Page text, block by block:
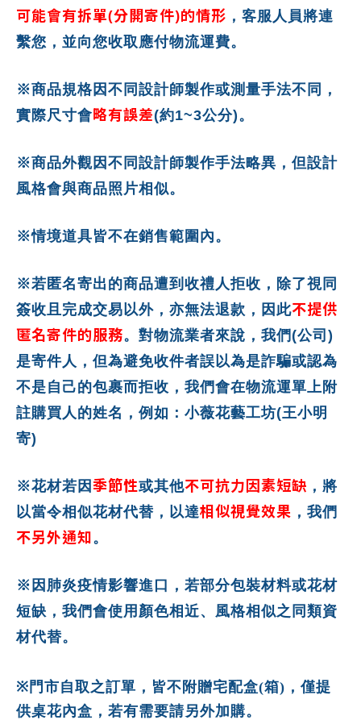
可能會有拆單(分開寄件)的情形 ，客服人員將連
繫您，並向您收取應付物流運費。
※商品規格因不同設計師製作或測量手法不同，
實際尺寸會略有誤差(約1~3公分)。
※商品外觀因不同設計師製作手法略異，但設計
風格會與商品照片相似。
※情境道具皆不在銷售範圍內。
※若匿名寄出的商品遭到收禮人拒收，除了視同
簽收且完成交易以外，亦無法退款，因此不提供
匿名寄件的服務。對物流業者來說，我們(公司)
是寄件人，但為避免收件者誤以為是詐騙或認為
不是自己的包裹而拒收，我們會在物流運單上附
註購買人的姓名，例如：小薇花藝工坊(王小明
寄)
※花材若因 季節性或其他不可抗力因素短缺 ，將
以當令相似花材代替，以達相似視覺效果 ，我們
不另外通知 。
※因肺炎疫情影響進口，若部分包裝材料或花材
短缺，我們會使用顏色相近、風格相似之同類資
材代替。
※ 門市自取之訂單，皆不附贈宅配盒(箱)，僅提
供桌花內盒 ，若有需要請另外加購。